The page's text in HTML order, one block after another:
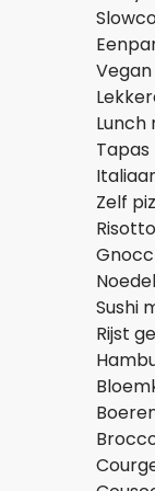
Zelf
Sushi
Rijst